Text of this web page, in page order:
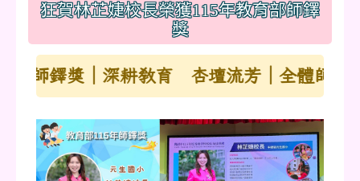
狂賀林芷婕校長榮獲115年教育部師鐸
獎
獎｜深耕教育 杏壇流芳｜全體師生暨家長